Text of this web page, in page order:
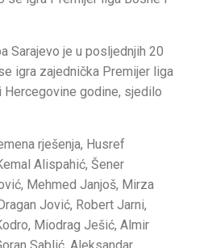
Sarajevo je u posljednjih 20
igra zajednička Premijer liga
godine, sjedilo
rješenja, Husref
Alispahić, Šener
Mehmed Janjoš, Mirza
Jović, Robert Jarni,
Miodrag Ješić, Almir